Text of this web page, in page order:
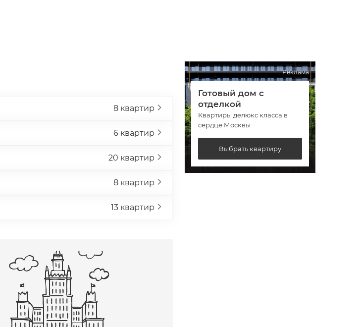
кластер,
Академия
8 квартир
6 квартир
20 квартир
8 квартир
13 квартир
Реклама
Готовый дом с
отделкой
Квартиры делюкс класса в
сердце Москвы
Выбрать квартиру